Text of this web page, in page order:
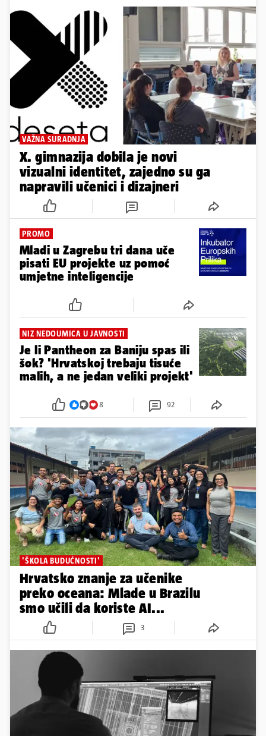
VAŽNA SURADNJA
X. gimnazija dobila je novi
vizualni identitet, zajedno su ga
napravili učenici i dizajneri
PROMO
Mladi u Zagrebu tri dana uče
pisati EU projekte uz pomoć
umjetne inteligencije
NIZ NEDOUMICA U JAVNOSTI
Je li Pantheon za Baniju spas ili
šok? 'Hrvatskoj trebaju tisuće
malih, a ne jedan veliki projekt'
8 92
'ŠKOLA BUDUĆNOSTI'
Hrvatsko znanje za učenike
preko oceana: Mlade u Brazilu
smo učili da koriste AI...
3